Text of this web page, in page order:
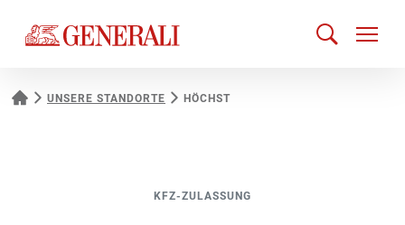
UNSERE STANDORTE HÖCHST
KFZ-ZULASSUNG